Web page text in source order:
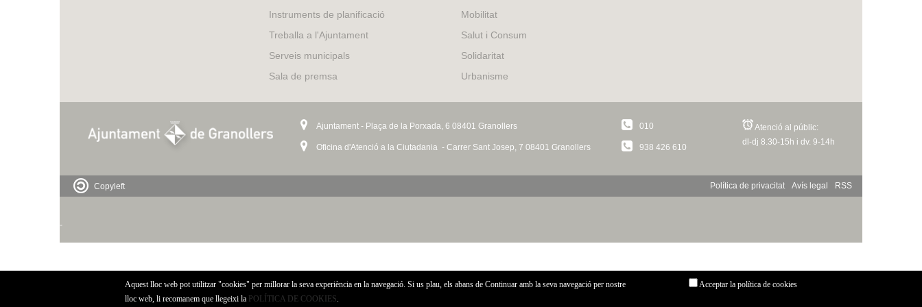
Instruments de planificació
Treballa a l'Ajuntament
Serveis municipals
Sala de premsa
Mobilitat
Salut i Consum
Solidaritat
Urbanisme
Ajuntament - Plaça de la Porxada, 6 08401 Granollers
Oficina d'Atenció a la Ciutadania - Carrer Sant Josep, 7 08401 Granollers
010
938 426 610
Atenció al públic:
dl-dj 8.30-15h i dv. 9-14h
Política de privacitat Avís legal RSS
Copyleft
-
Aquest lloc web pot utilitzar "cookies" per millorar la seva experiència en la navegació. Si us plau, els abans de Continuar amb la seva navegació per nostre
lloc web, li recomanem que llegeixi la POLÍTICA DE COOKIES.
Acceptar la política de cookies